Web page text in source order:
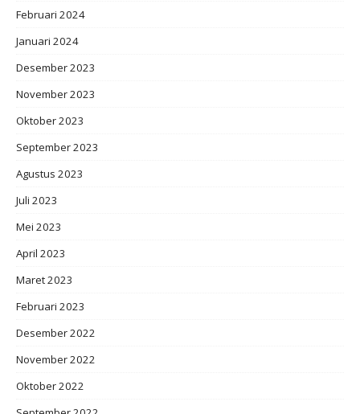
Februari 2024
Januari 2024
Desember 2023
November 2023
Oktober 2023
September 2023
Agustus 2023
Juli 2023
Mei 2023
April 2023
Maret 2023
Februari 2023
Desember 2022
November 2022
Oktober 2022